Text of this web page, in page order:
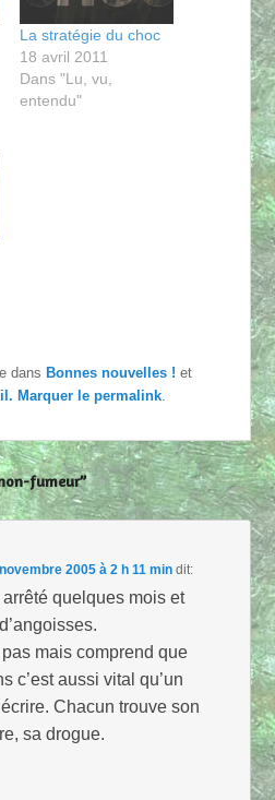
La stratégie du choc
18 avril 2011
Dans "Lu, vu,
entendu"
dansBonnes nouvelles ! et
. Marquer lepermalink
fumeur”
2005 à 2 h 11 min dit:
arrêté quelques mois et
mais comprend que
c’est aussi vital qu’un
Chacun trouve son
sa drogue.